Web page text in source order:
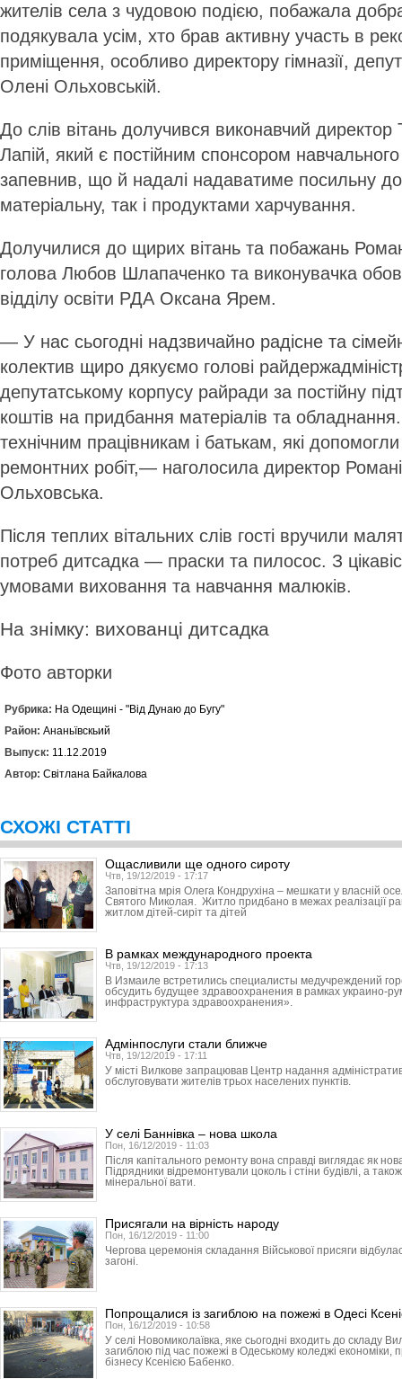
жителів села з чудовою подією, побажала
подякувала усім, хто брав активну участь в
приміщення, особливо директору гімназії,
Олені Ольховській.
До слів вітань долучився виконавчий
Лапій, який є постійним спонсором
запевнив, що й надалі надаватиме посильну
матеріальну, так і продуктами харчування.
Долучилися до щирих вітань та побажань
голова Любов Шлапаченко та виконувачка
відділу освіти РДА Оксана Ярем.
— У нас сьогодні надзвичайно радісне та
колектив щиро дякуємо голові
депутатському корпусу райради за постійну
коштів на придбання матеріалів та
технічним працівникам і батькам, які
ремонтних робіт,— наголосила директор
Ольховська.
Після теплих вітальних слів гості вручили
потреб дитсадка — праски та пилосос. З
умовами виховання та навчання малюків.
На знімку: вихованці дитсадка
Фото авторки
Рубрика: На Одещині - "Від Дунаю до Бугу"
Район: Ананьївскьий
Выпуск: 11.12.2019
Автор: Світлана Байкалова
СХОЖІ СТАТТІ
Ощасливили ще одного сироту
Чтв, 19/12/2019 - 17:17
Заповітна мрія Олега Кондрухіна – мешкати у власній
Святого Миколая. Житло придбано в межах реалізації
житлом дітей-сиріт та дітей
В рамках международного проекта
Чтв, 19/12/2019 - 17:13
В Измаиле встретились специалисты медучреждений
обсудить будущее здравоохранения в рамках украино-
инфраструктура здравоохранения».
Адмінпослуги стали ближче
Чтв, 19/12/2019 - 17:11
У місті Вилкове запрацював Центр надання
обслуговувати жителів трьох населених пунктів.
У селі Баннівка – нова школа
Пон, 16/12/2019 - 11:03
Після капітального ремонту вона справді виглядає як
Підрядники відремонтували цоколь і стіни будівлі, а
мінеральної вати.
Присягали на вірність народу
Пон, 16/12/2019 - 11:00
Чергова церемонія складання Військової присяги
загоні.
Попрощалися із загиблою на пожежі в Одесі
Пон, 16/12/2019 - 10:58
У селі Новомиколаївка, яке сьогодні входить до складу
загиблою під час пожежі в Одеському коледжі економіки,
бізнесу Ксенією Бабенко.